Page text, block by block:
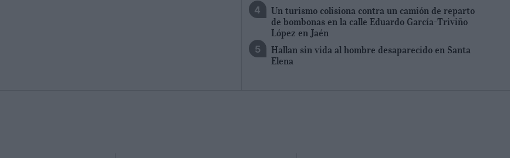
Un turismo colisiona contra un camión de reparto
de bombonas en la calle Eduardo García-Triviño
López en Jaén
Hallan sin vida al hombre desaparecido en Santa
Elena